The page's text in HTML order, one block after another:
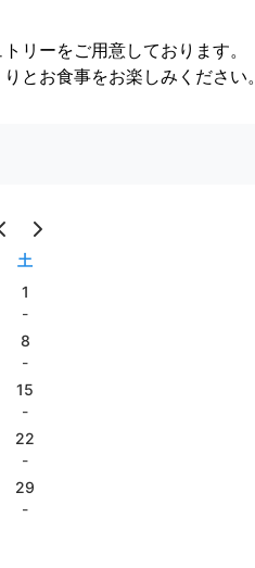
リーをご用意しております。
とお食事をお楽しみください。
土
1
-
8
-
15
-
22
-
29
-